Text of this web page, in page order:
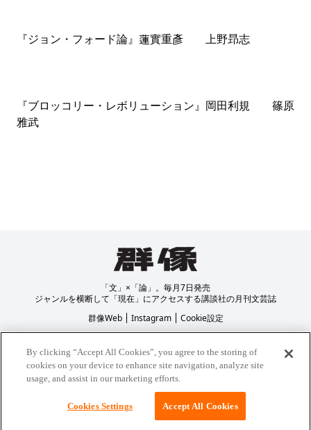
『ジョン・フォード論』蓮實重彥 上野昻志
『ブロッコリー・レボリューション』岡田利規 篠原
雅武
「文」×「論」。毎月7日発売
ジャンルを横断して「現在」にアクセスする講談社の月刊文芸誌
群像Web
Instagram
Cookie設定
プライバシーポリシー
著作権について
2026Kodansha Ltd. All Rights Reserved.
By clicking “Accept All Cookies”, you agree to the storing of
cookies on your device to enhance site navigation, analyze site
usage, and assist in our marketing efforts.
Cookies Settings Accept All Cookies